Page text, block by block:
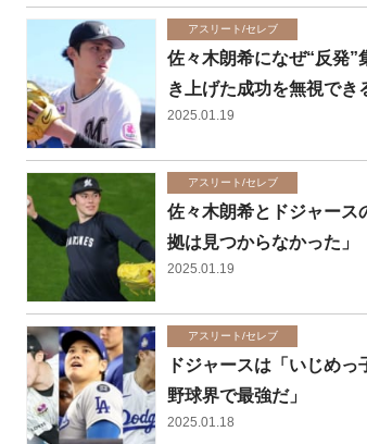
アスリート/セレブ
佐々木朗希になぜ“反発
き上げた成功を無視でき
2025.01.19
アスリート/セレブ
佐々木朗希とドジャー
拠は見つからなかった」
2025.01.19
アスリート/セレブ
ドジャースは「いじめ
野球界で最強だ」
2025.01.18